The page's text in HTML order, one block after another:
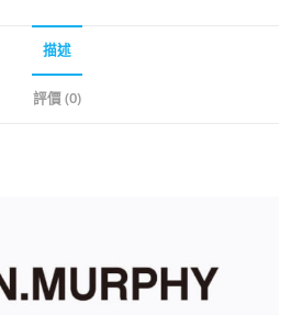
描述
評價 (0)